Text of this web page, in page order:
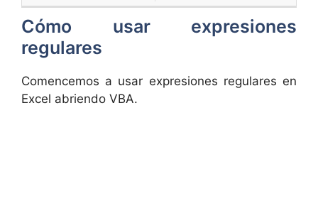
Cómo usar expresiones
regulares
Comencemos a usar expresiones regulares en
Excel abriendo VBA.